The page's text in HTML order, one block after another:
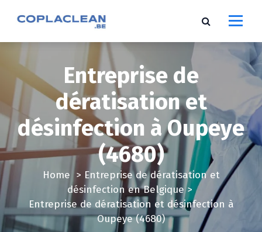
e
n
t
Entreprise de
dératisation et
désinfection à Oupeye
(4680)
Home > Entreprise de dératisation et
désinfection en Belgique>
Entreprise de dératisation et désinfection à
Oupeye (4680)